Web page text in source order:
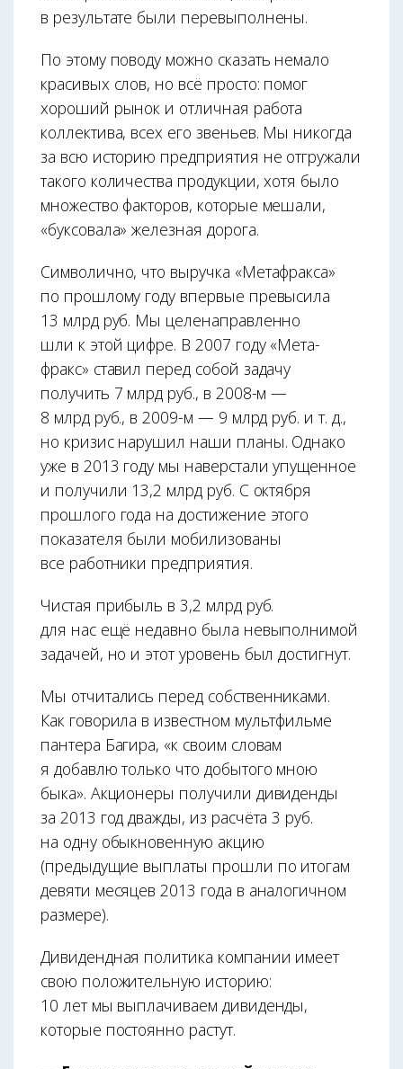
в результате были перевыполнены.
По этому поводу можно сказать немало
красивых слов, но всё просто: помог
хороший рынок и отличная работа
коллектива, всех его звеньев. Мы никогда
за всю историю предприятия не отгружали
такого количества продукции, хотя было
множество факторов, которые мешали,
«буксовала» железная дорога.
Символично, что выручка «Метафракса»
по прошлому году впервые превысила
13 млрд руб. Мы целенаправленно
шли к этой цифре. В 2007 году «Мета­
фракс» ставил перед собой задачу
получить 7 млрд руб., в 2008-м —
8 млрд руб., в 2009-м — 9 млрд руб. и т. д.,
но кризис нарушил наши планы. Однако
уже в 2013 году мы наверстали упущенное
и получили 13,2 млрд руб. С октября
прош­лого года на достижение этого
показателя были мобилизованы
все работники предприятия.
Чистая прибыль в 3,2 млрд руб.
для нас ещё недавно была невыполнимой
задачей, но и этот уровень был достигнут.
Мы отчитались перед собственниками.
Как говорила в известном мульт­фильме
пантера Багира, «к своим словам
я добавлю только что добытого мною
быка». Акционеры получили дивиденды
за 2013 год дважды, из расчёта 3 руб.
на одну обыкновенную акцию
(предыдущие выплаты прошли по итогам
девяти месяцев 2013 года в аналогичном
размере).
Дивидендная политика компании имеет
свою положительную историю:
10 лет мы выплачиваем дивиденды,
которые постоянно растут.